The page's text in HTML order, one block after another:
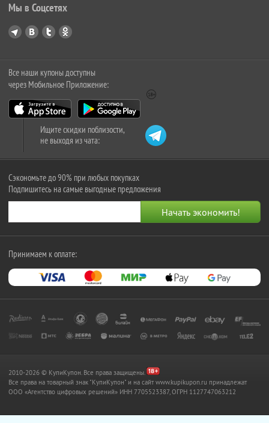
Мы в Соцсетях
Все наши купоны доступны
через Мобильное Приложение:
Ищите скидки поблизости,
не выходя из чата:
Сэкономьте до 90% при любых покупках
Подпишитесь на самые выгодные предложения
Принимаем к оплате:
2010-2026 © КупиКупон. Все права защищены.
Все права на товарный знак "КупиКупон" и на сайт www.kupikupon.ru принадлежат
OOO «Агентство цифровых решений» ИНН 7705523387, ОГРН 1127747063212